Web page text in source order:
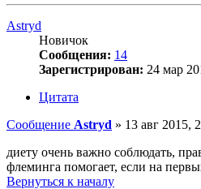
Astryd
Новичок
Сообщения: 14
Зарегистрирован: 24 мар
Цитата
Сообщение Astryd » 13 авг 2015,
диету очень важно соблюдать,
флеминга помогает, если на
Вернуться к началу